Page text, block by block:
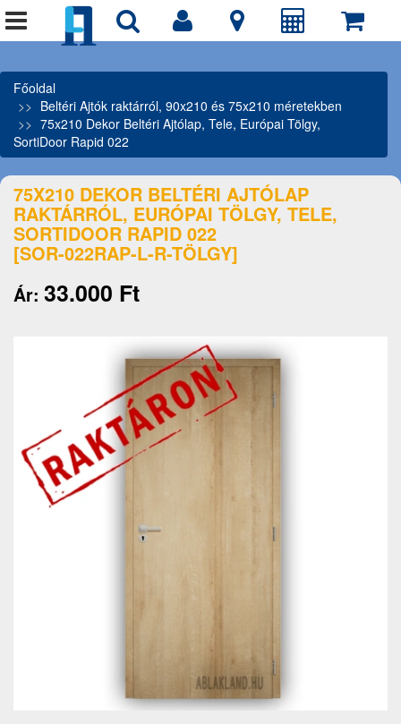
Főoldal
Beltéri Ajtók raktárról, 90x210 és 75x210 méretekben
75x210 Dekor Beltéri Ajtólap, Tele, Európai Tölgy,
SortiDoor Rapid 022
75X210 DEKOR BELTÉRI AJTÓLAP
RAKTÁRRÓL, EURÓPAI TÖLGY, TELE,
SORTIDOOR RAPID 022
[SOR-022RAP-L-R-TÖLGY]
Ár: 33.000 Ft